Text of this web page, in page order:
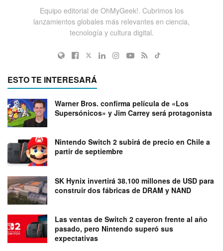
Equipo editorial de OhMyGeek!. Cubrimos los
lanzamientos globales más relevantes en ciencia,
tecnología y cultura digital.
ESTO TE INTERESARÁ
Warner Bros. confirma película de «Los
Supersónicos» y Jim Carrey será protagonista
Nintendo Switch 2 subirá de precio en Chile a
partir de septiembre
SK Hynix invertirá 38.100 millones de USD para
construir dos fábricas de DRAM y NAND
Las ventas de Switch 2 cayeron frente al año
pasado, pero Nintendo superó sus
expectativas